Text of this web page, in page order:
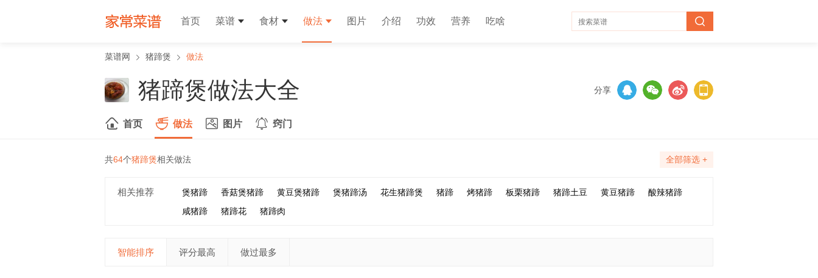
首页 菜谱 食材 做法 图片 介绍 功效 营养 吃啥
菜谱网 猪蹄煲 做法
猪蹄煲做法大全 分享
首页 做法 图片 窍门
共64个猪蹄煲相关做法 全部筛选 +
相关推荐 煲猪蹄 香菇煲猪蹄 黄豆煲猪蹄 煲猪蹄汤 花生猪蹄煲 猪蹄 烤猪蹄 板栗猪蹄 猪蹄土豆 黄豆猪蹄
酸辣猪蹄
咸猪蹄
猪蹄花 猪蹄肉
智能排序 评分最高 做过最多